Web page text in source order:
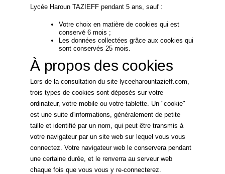
Lycée Haroun TAZIEFF pendant 5 ans, sauf :
Votre choix en matière de cookies qui est
conservé 6 mois ;
Les données collectées grâce aux cookies qui
sont conservés 25 mois.
À propos des cookies
Lors de la consultation du site lyceeharountazieff.com,
trois types de cookies sont déposés sur votre
ordinateur, votre mobile ou votre tablette. Un "cookie"
est une suite d'informations, généralement de petite
taille et identifié par un nom, qui peut être transmis à
votre navigateur par un site web sur lequel vous vous
connectez. Votre navigateur web le conservera pendant
une certaine durée, et le renverra au serveur web
chaque fois que vous vous y re-connecterez.